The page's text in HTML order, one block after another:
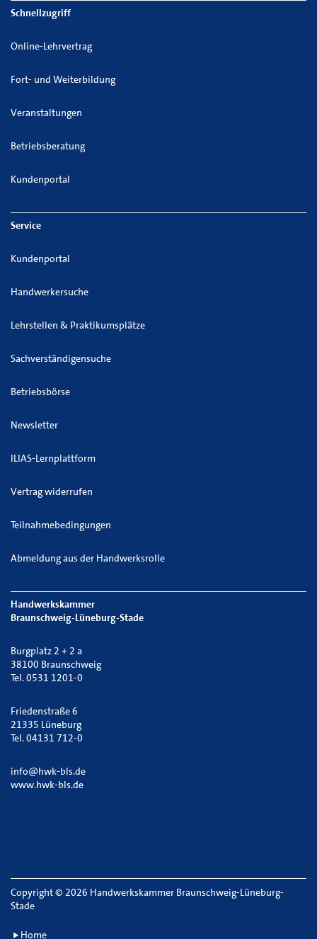
Schnellzugriff
Online-Lehrvertrag
Fort- und Weiterbildung
Veranstaltungen
Betriebsberatung
Kundenportal
Service
Kundenportal
Handwerkersuche
Lehrstellen & Praktikumsplätze
Sachverständigensuche
Betriebsbörse
Newsletter
ILIAS-Lernplattform
Vertrag widerrufen
Teilnahmebedingungen
Abmeldung aus der Handwerksrolle
Handwerkskammer
Braunschweig-Lüneburg-Stade
Burgplatz 2 + 2 a
38100 Braunschweig
Tel. 0531 1201-0
Friedenstraße 6
21335 Lüneburg
Tel. 04131 712-0
info@hwk-bls.de
www.hwk-bls.de
Copyright© 2026 Handwerkskammer Braunschweig-Lüneburg-
Stade
Home